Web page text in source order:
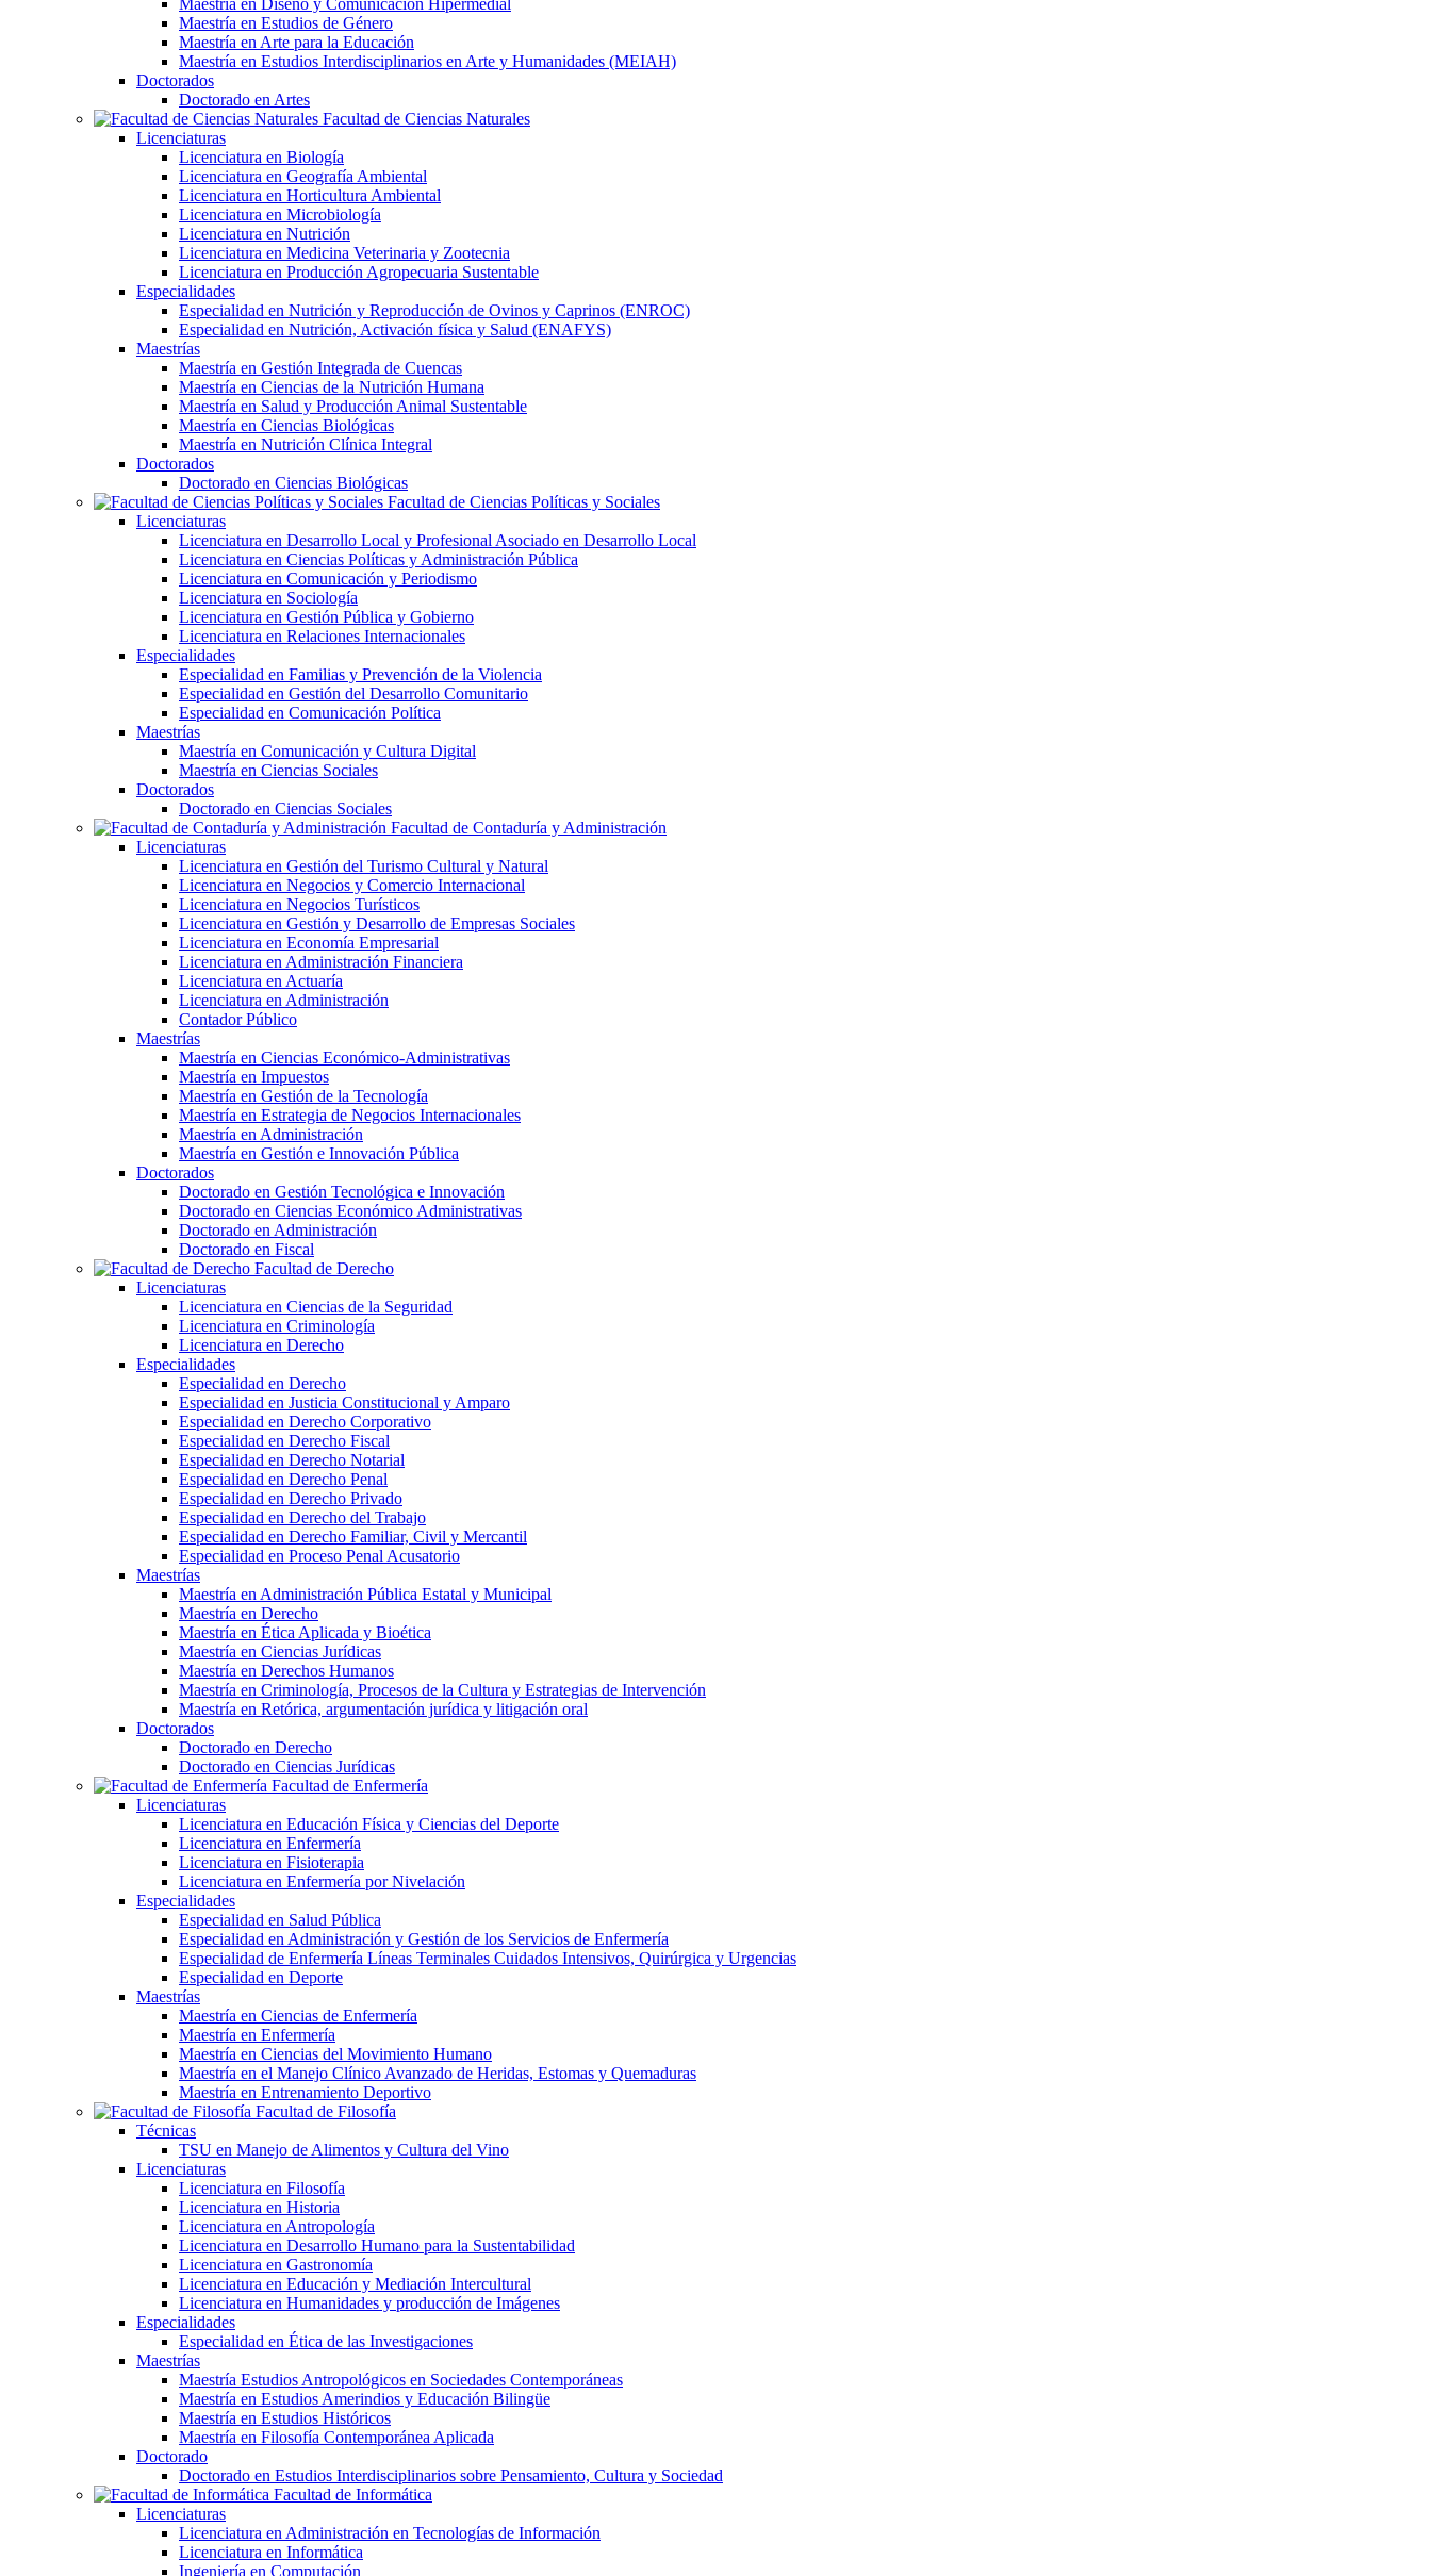
Maestría en Diseño y Comunicación Hipermedial
Maestría en Estudios de Género
Maestría en Arte para la Educación
Maestría en Estudios Interdisciplinarios en Arte y Humanidades (MEIAH)
Doctorados
Doctorado en Artes
Facultad de Ciencias Naturales
Licenciaturas
Licenciatura en Biología
Licenciatura en Geografía Ambiental
Licenciatura en Horticultura Ambiental
Licenciatura en Microbiología
Licenciatura en Nutrición
Licenciatura en Medicina Veterinaria y Zootecnia
Licenciatura en Producción Agropecuaria Sustentable
Especialidades
Especialidad en Nutrición y Reproducción de Ovinos y Caprinos (ENROC)
Especialidad en Nutrición, Activación física y Salud (ENAFYS)
Maestrías
Maestría en Gestión Integrada de Cuencas
Maestría en Ciencias de la Nutrición Humana
Maestría en Salud y Producción Animal Sustentable
Maestría en Ciencias Biológicas
Maestría en Nutrición Clínica Integral
Doctorados
Doctorado en Ciencias Biológicas
Facultad de Ciencias Políticas y Sociales
Licenciaturas
Licenciatura en Desarrollo Local y Profesional Asociado en Desarrollo Local
Licenciatura en Ciencias Políticas y Administración Pública
Licenciatura en Comunicación y Periodismo
Licenciatura en Sociología
Licenciatura en Gestión Pública y Gobierno
Licenciatura en Relaciones Internacionales
Especialidades
Especialidad en Familias y Prevención de la Violencia
Especialidad en Gestión del Desarrollo Comunitario
Especialidad en Comunicación Política
Maestrías
Maestría en Comunicación y Cultura Digital
Maestría en Ciencias Sociales
Doctorados
Doctorado en Ciencias Sociales
Facultad de Contaduría y Administración
Licenciaturas
Licenciatura en Gestión del Turismo Cultural y Natural
Licenciatura en Negocios y Comercio Internacional
Licenciatura en Negocios Turísticos
Licenciatura en Gestión y Desarrollo de Empresas Sociales
Licenciatura en Economía Empresarial
Licenciatura en Administración Financiera
Licenciatura en Actuaría
Licenciatura en Administración
Contador Público
Maestrías
Maestría en Ciencias Económico-Administrativas
Maestría en Impuestos
Maestría en Gestión de la Tecnología
Maestría en Estrategia de Negocios Internacionales
Maestría en Administración
Maestría en Gestión e Innovación Pública
Doctorados
Doctorado en Gestión Tecnológica e Innovación
Doctorado en Ciencias Económico Administrativas
Doctorado en Administración
Doctorado en Fiscal
Facultad de Derecho
Licenciaturas
Licenciatura en Ciencias de la Seguridad
Licenciatura en Criminología
Licenciatura en Derecho
Especialidades
Especialidad en Derecho
Especialidad en Justicia Constitucional y Amparo
Especialidad en Derecho Corporativo
Especialidad en Derecho Fiscal
Especialidad en Derecho Notarial
Especialidad en Derecho Penal
Especialidad en Derecho Privado
Especialidad en Derecho del Trabajo
Especialidad en Derecho Familiar, Civil y Mercantil
Especialidad en Proceso Penal Acusatorio
Maestrías
Maestría en Administración Pública Estatal y Municipal
Maestría en Derecho
Maestría en Ética Aplicada y Bioética
Maestría en Ciencias Jurídicas
Maestría en Derechos Humanos
Maestría en Criminología, Procesos de la Cultura y Estrategias de Intervención
Maestría en Retórica, argumentación jurídica y litigación oral
Doctorados
Doctorado en Derecho
Doctorado en Ciencias Jurídicas
Facultad de Enfermería
Licenciaturas
Licenciatura en Educación Física y Ciencias del Deporte
Licenciatura en Enfermería
Licenciatura en Fisioterapia
Licenciatura en Enfermería por Nivelación
Especialidades
Especialidad en Salud Pública
Especialidad en Administración y Gestión de los Servicios de Enfermería
Especialidad de Enfermería Líneas Terminales Cuidados Intensivos, Quirúrgica y Urgencias
Especialidad en Deporte
Maestrías
Maestría en Ciencias de Enfermería
Maestría en Enfermería
Maestría en Ciencias del Movimiento Humano
Maestría en el Manejo Clínico Avanzado de Heridas, Estomas y Quemaduras
Maestría en Entrenamiento Deportivo
Facultad de Filosofía
Técnicas
TSU en Manejo de Alimentos y Cultura del Vino
Licenciaturas
Licenciatura en Filosofía
Licenciatura en Historia
Licenciatura en Antropología
Licenciatura en Desarrollo Humano para la Sustentabilidad
Licenciatura en Gastronomía
Licenciatura en Educación y Mediación Intercultural
Licenciatura en Humanidades y producción de Imágenes
Especialidades
Especialidad en Ética de las Investigaciones
Maestrías
Maestría Estudios Antropológicos en Sociedades Contemporáneas
Maestría en Estudios Amerindios y Educación Bilingüe
Maestría en Estudios Históricos
Maestría en Filosofía Contemporánea Aplicada
Doctorado
Doctorado en Estudios Interdisciplinarios sobre Pensamiento, Cultura y Sociedad
Facultad de Informática
Licenciaturas
Licenciatura en Administración en Tecnologías de Información
Licenciatura en Informática
Ingeniería en Computación